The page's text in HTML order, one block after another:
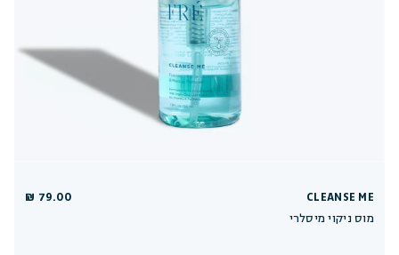
CLEANSE ME
מוס ניקוי מיסלרי
79.00 ₪